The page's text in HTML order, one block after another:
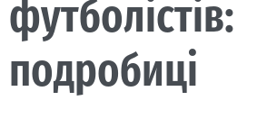
футболістів:
подробиці